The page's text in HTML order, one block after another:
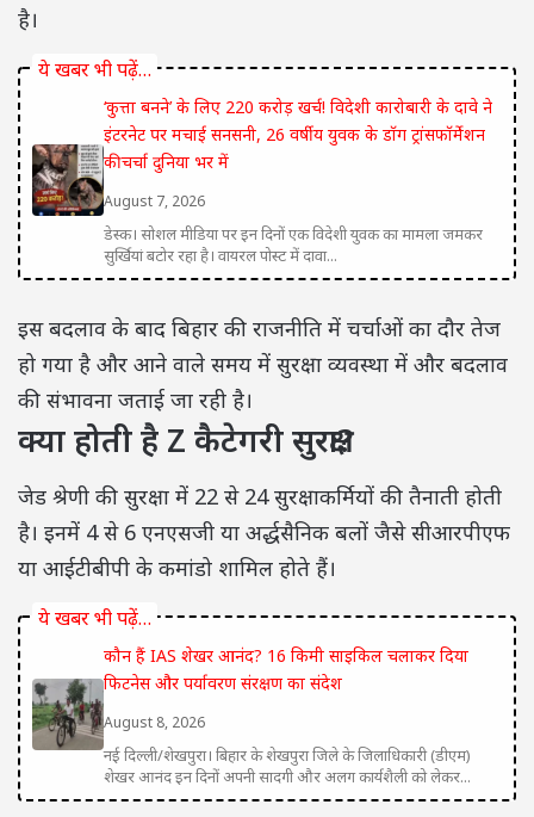
है।
ये खबर भी पढ़ें…
‘कुत्ता बनने’ के लिए 220 करोड़ खर्च! विदेशी कारोबारी के दावे ने
इंटरनेट पर मचाई सनसनी, 26 वर्षीय युवक के डॉग ट्रांसफॉर्मेशन
की चर्चा दुनिया भर में
August 7, 2026
डेस्क। सोशल मीडिया पर इन दिनों एक विदेशी युवक का मामला जमकर
सुर्खियां बटोर रहा है। वायरल पोस्ट में दावा...
इस बदलाव के बाद बिहार की राजनीति में चर्चाओं का दौर तेज
हो गया है और आने वाले समय में सुरक्षा व्यवस्था में और बदलाव
की संभावना जताई जा रही है।
क्या होती है Z कैटेगरी सुरक्षा?
जेड श्रेणी की सुरक्षा में 22 से 24 सुरक्षाकर्मियों की तैनाती होती
है। इनमें 4 से 6 एनएसजी या अर्द्धसैनिक बलों जैसे सीआरपीएफ
या आईटीबीपी के कमांडो शामिल होते हैं।
ये खबर भी पढ़ें…
कौन हैं IAS शेखर आनंद? 16 किमी साइकिल चलाकर दिया
फिटनेस और पर्यावरण संरक्षण का संदेश
August 8, 2026
नई दिल्ली/शेखपुरा। बिहार के शेखपुरा जिले के जिलाधिकारी (डीएम)
शेखर आनंद इन दिनों अपनी सादगी और अलग कार्यशैली को लेकर...